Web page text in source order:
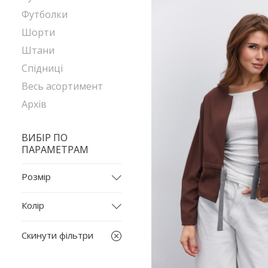
Футболки
Шорти
Штани
Спідниці
Весь асортимент
Архів
ВИБІР ПО
ПАРАМЕТРАМ
Розмір
L-XL
L/158
Колір
білий
Скинути фільтри